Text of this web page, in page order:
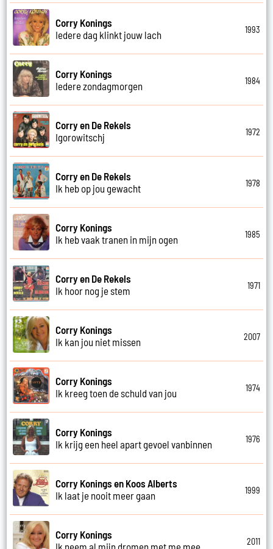
Corry Konings
Iedere dag klinkt jouw lach
1993
Corry Konings
Iedere zondagmorgen
1984
Corry en De Rekels
Igorowitschj
1972
Corry en De Rekels
Ik heb op jou gewacht
1978
Corry Konings
Ik heb vaak tranen in mijn ogen
1985
Corry en De Rekels
Ik hoor nog je stem
1971
Corry Konings
Ik kan jou niet missen
2007
Corry Konings
Ik kreeg toen de schuld van jou
1974
Corry Konings
Ik krijg een heel apart gevoel vanbinnen
1976
Corry Konings en Koos Alberts
Ik laat je nooit meer gaan
1999
Corry Konings
Ik neem al mijn dromen met me mee
2011